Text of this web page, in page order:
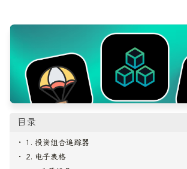
目录
1. 投资组合追踪器
2. 电子表格